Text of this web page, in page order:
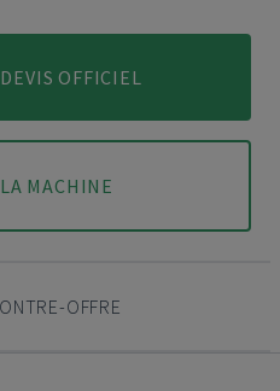
OFFICIEL
MACHINE
OFFRE